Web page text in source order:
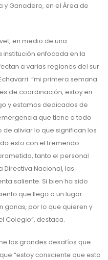
y Ganadero, en el Área de
en medio de una
institución enfocada en la
a varias regiones del sur
“mi primera semana
de coordinación, estoy en
y estamos dedicados de
que tiene a todo
aliviar lo que significan los
esto con el tremendo
tanto el personal
Directiva Nacional, las
saliente. Si bien ha sido
que llego a un lugar
ganas, por lo que quieren y
Colegio”, destaca.
los grandes desafíos que
“estoy consciente que esta